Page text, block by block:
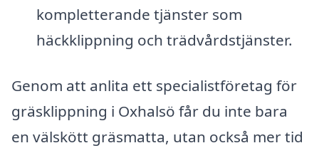
kompletterande tjänster som
häckklippning och trädvårdstjänster.
Genom att anlita ett specialistföretag för
gräsklippning i Oxhalsö får du inte bara
en välskött gräsmatta, utan också mer tid